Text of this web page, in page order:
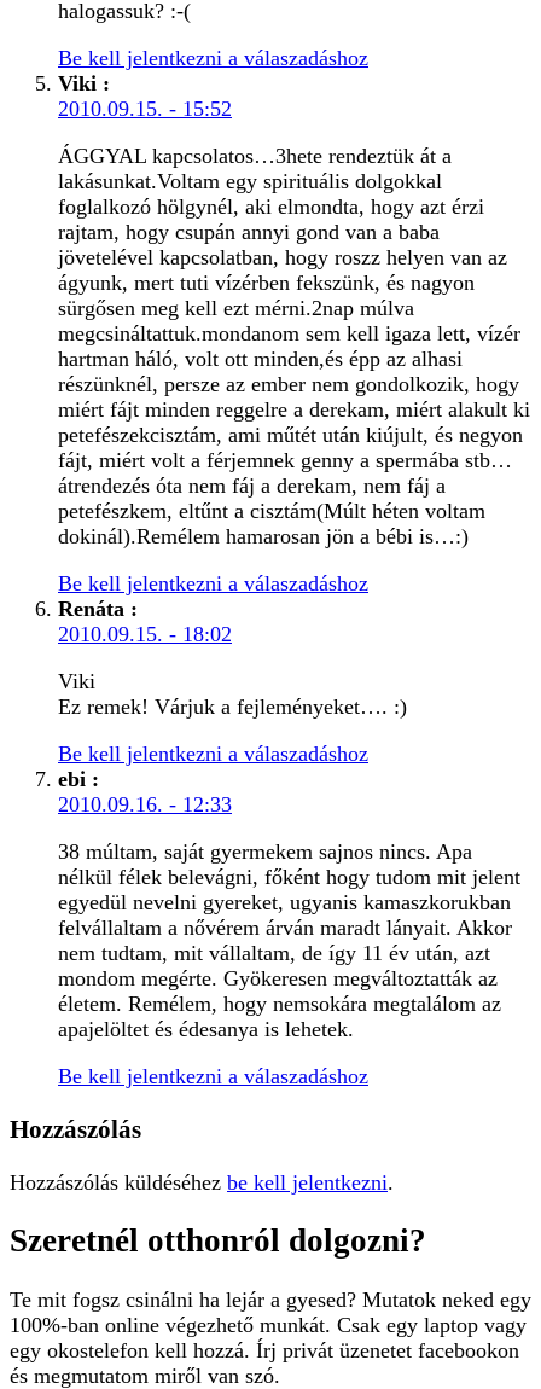
halogassuk? :-(
Be kell jelentkezni a válaszadáshoz
Viki :
2010.09.15. - 15:52
ÁGGYAL kapcsolatos…3hete rendeztük át a
lakásunkat.Voltam egy spirituális dolgokkal
foglalkozó hölgynél, aki elmondta, hogy azt érzi
rajtam, hogy csupán annyi gond van a baba
jövetelével kapcsolatban, hogy roszz helyen van az
ágyunk, mert tuti vízérben fekszünk, és nagyon
sürgősen meg kell ezt mérni.2nap múlva
megcsináltattuk.mondanom sem kell igaza lett, vízér
hartman háló, volt ott minden,és épp az alhasi
részünknél, persze az ember nem gondolkozik, hogy
miért fájt minden reggelre a derekam, miért alakult ki
petefészekcisztám, ami műtét után kiújult, és negyon
fájt, miért volt a férjemnek genny a spermába stb…
átrendezés óta nem fáj a derekam, nem fáj a
petefészkem, eltűnt a cisztám(Múlt héten voltam
dokinál).Remélem hamarosan jön a bébi is…:)
Be kell jelentkezni a válaszadáshoz
Renáta :
2010.09.15. - 18:02
Viki
Ez remek! Várjuk a fejleményeket…. :)
Be kell jelentkezni a válaszadáshoz
ebi :
2010.09.16. - 12:33
38 múltam, saját gyermekem sajnos nincs. Apa
nélkül félek belevágni, főként hogy tudom mit jelent
egyedül nevelni gyereket, ugyanis kamaszkorukban
felvállaltam a nővérem árván maradt lányait. Akkor
nem tudtam, mit vállaltam, de így 11 év után, azt
mondom megérte. Gyökeresen megváltoztatták az
életem. Remélem, hogy nemsokára megtalálom az
apajelöltet és édesanya is lehetek.
Be kell jelentkezni a válaszadáshoz
Hozzászólás
Hozzászólás küldéséhez be kell jelentkezni.
Szeretnél otthonról dolgozni?
Te mit fogsz csinálni ha lejár a gyesed? Mutatok neked egy
100%-ban online végezhető munkát. Csak egy laptop vagy
egy okostelefon kell hozzá. Írj privát üzenetet facebookon
és megmutatom miről van szó.